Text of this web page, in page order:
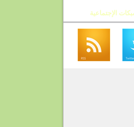
الإجتماعية